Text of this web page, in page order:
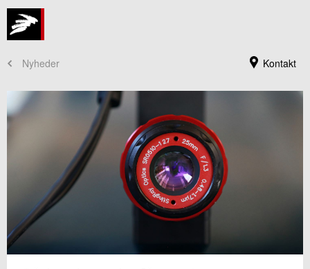
Kontakt
Nyheder
Jeg er din kontaktperson